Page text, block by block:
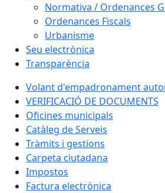
Normativa / Ordenances
Ordenances Fiscals
Urbanisme
Seu electrònica
Transparència
Volant d'empadronament
VERIFICACIÓ DE DOCUMENTS
Oficines municipals
Catàleg de Serveis
Tràmits i gestions
Carpeta ciutadana
Impostos
Factura electrònica